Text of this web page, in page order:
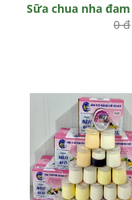
Sữa chua nha đam
0 đ